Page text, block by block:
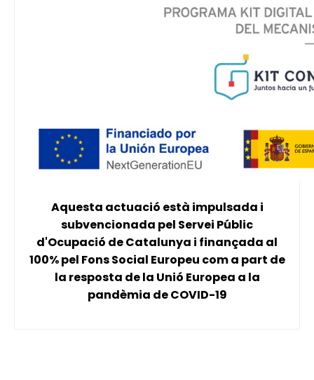
Aquesta actuació està impulsada i
subvencionada pel Servei Públic
d'Ocupació de Catalunya i finançada al
100% pel Fons Social Europeu com a part de
la resposta de la Unió Europea a la
pandèmia de COVID-19